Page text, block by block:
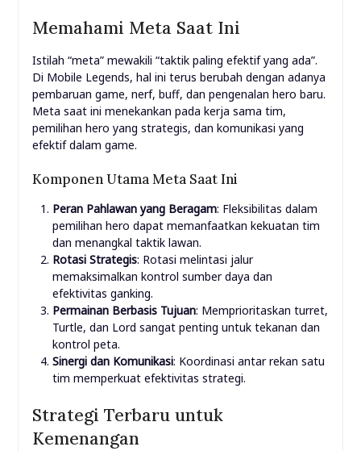
Memahami Meta Saat Ini
Istilah “meta” mewakili “taktik paling efektif yang ada”.
Di Mobile Legends, hal ini terus berubah dengan adanya
pembaruan game, nerf, buff, dan pengenalan hero baru.
Meta saat ini menekankan pada kerja sama tim,
pemilihan hero yang strategis, dan komunikasi yang
efektif dalam game.
Komponen Utama Meta Saat Ini
Peran Pahlawan yang Beragam: Fleksibilitas dalam
pemilihan hero dapat memanfaatkan kekuatan tim
dan menangkal taktik lawan.
Rotasi Strategis: Rotasi melintasi jalur
memaksimalkan kontrol sumber daya dan
efektivitas ganking.
Permainan Berbasis Tujuan: Memprioritaskan turret,
Turtle, dan Lord sangat penting untuk tekanan dan
kontrol peta.
Sinergi dan Komunikasi: Koordinasi antar rekan satu
tim memperkuat efektivitas strategi.
Strategi Terbaru untuk
Kemenangan